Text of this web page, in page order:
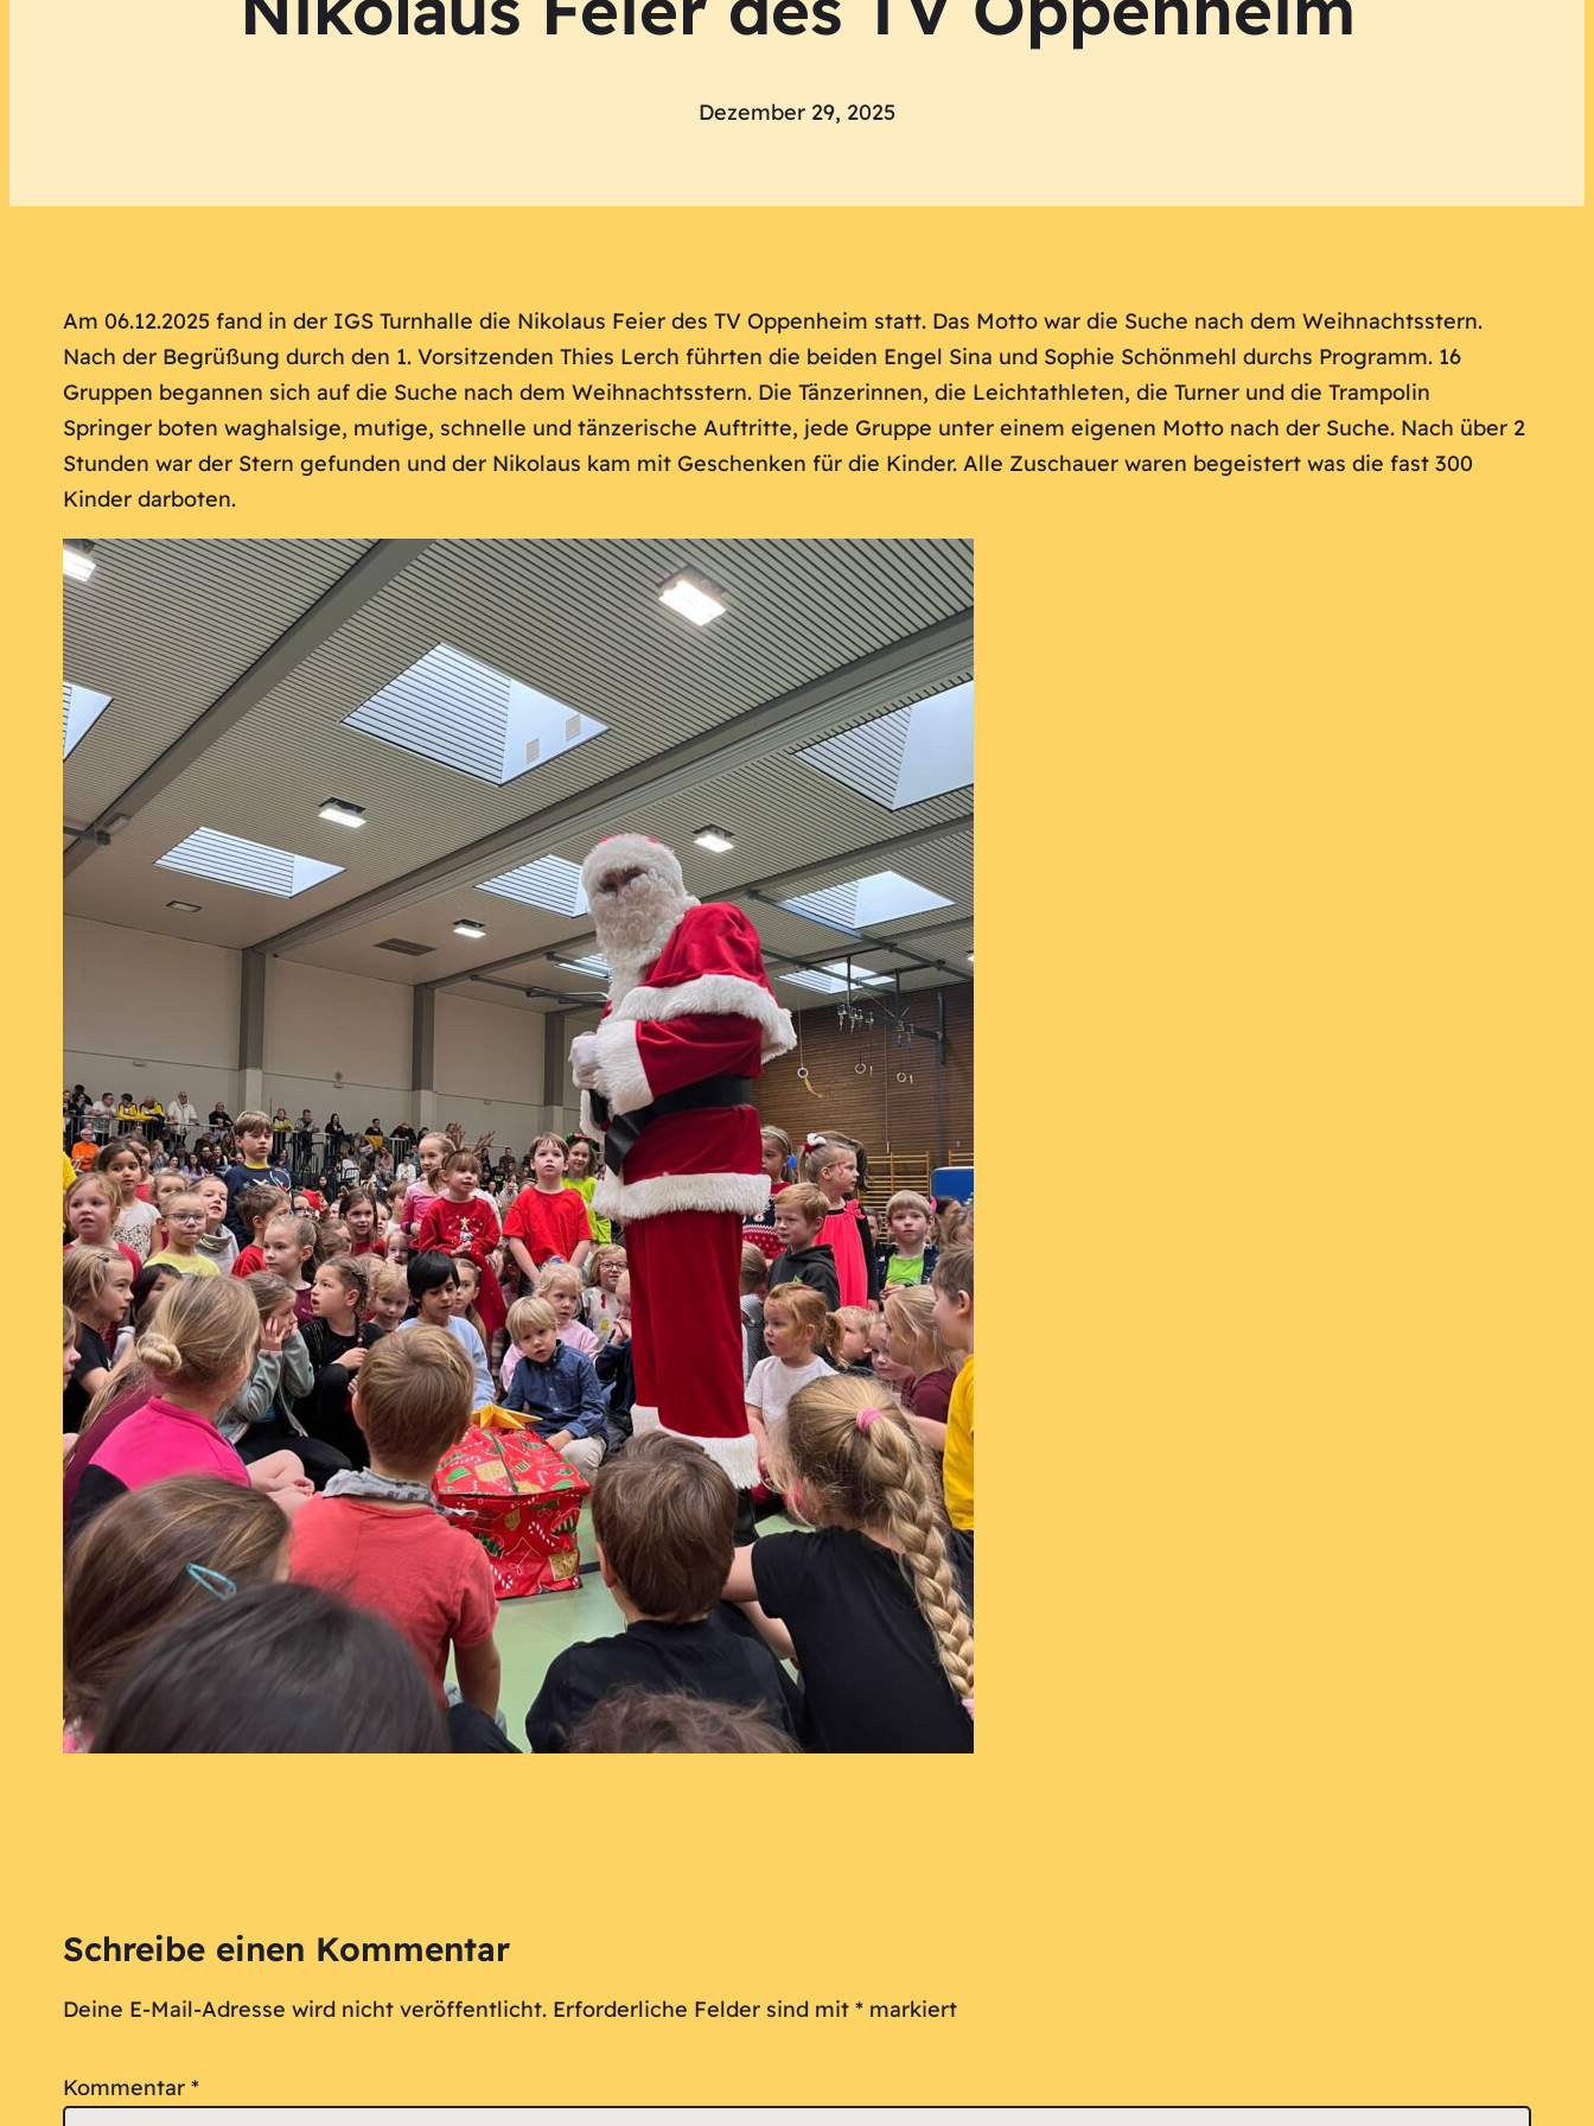
Dezember 29, 2025
Am 06.12.2025 fand in der IGS Turnhalle die Nikolaus Feier des TV Oppenheim statt. Das Motto war die Suche nach dem Weihnachtsstern.
Nach der Begrüßung durch den 1. Vorsitzenden Thies Lerch führten die beiden Engel Sina und Sophie Schönmehl durchs Programm. 16
Gruppen begannen sich auf die Suche nach dem Weihnachtsstern. Die Tänzerinnen, die Leichtathleten, die Turner und die Trampolin
Springer boten waghalsige, mutige, schnelle und tänzerische Auftritte, jede Gruppe unter einem eigenen Motto nach der Suche. Nach über 2
Stunden war der Stern gefunden und der Nikolaus kam mit Geschenken für die Kinder. Alle Zuschauer waren begeistert was die fast 300
Kinder darboten.
Schreibe einen Kommentar
Deine E-Mail-Adresse wird nicht veröffentlicht. Erforderliche Felder sind mit *markiert
Kommentar *